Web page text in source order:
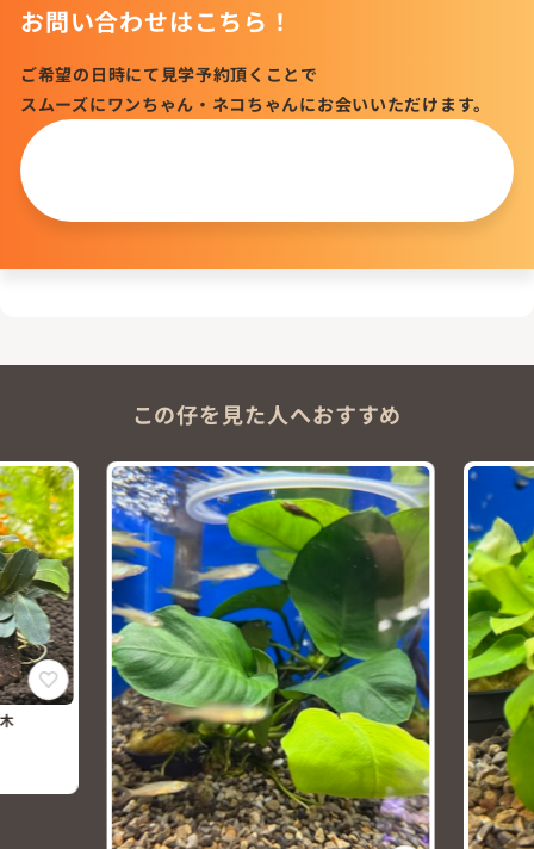
お問い合わせはこちら！
ご希望の日時にて見学予約頂くことで
スムーズにワンちゃん・ネコちゃんにお会いいただけます。
この仔を見た人へおすすめ